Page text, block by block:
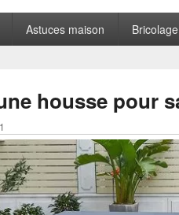
Astuces maison Bricolage
housse pour